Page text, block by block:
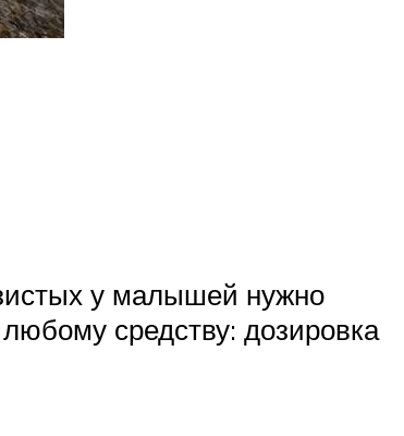
у малышей нужно
средству: дозировка